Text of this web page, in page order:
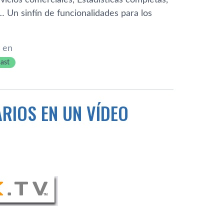
Un sinfí­n de funcionalidades para los
en
EN UN VÍ­DEO